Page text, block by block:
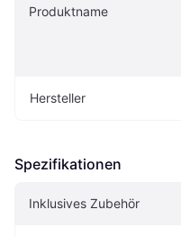
Produktname
Hersteller
Spezifikationen
Inklusives Zubehör